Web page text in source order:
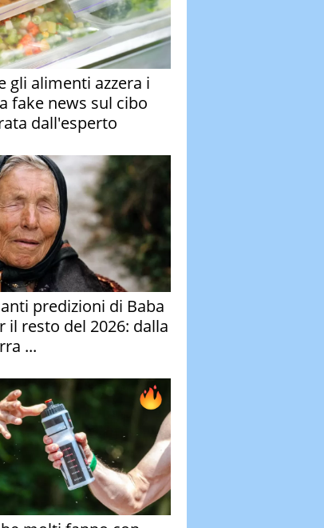
gli alimenti azzera i
fake news sul cibo
dall'esperto
predizioni di Baba
il resto del 2026: dalla
...